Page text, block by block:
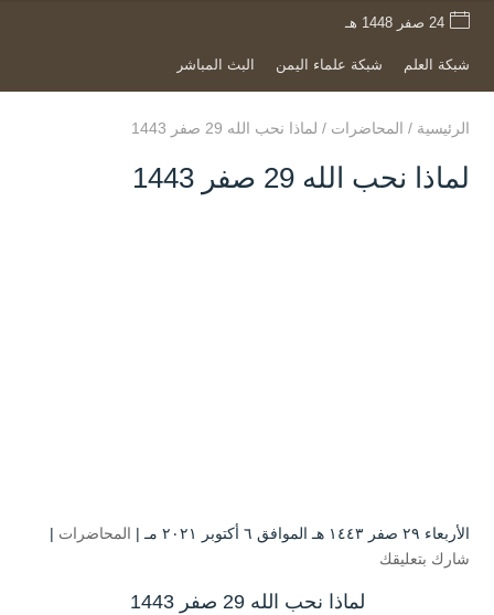
24 صفر 1448 هـ
شبكة العلم شبكة علماء اليمن البث المباشر
الرئيسية / المحاضرات / لماذا نحب الله 29 صفر 1443
لماذا نحب الله 29 صفر 1443
الأربعاء ۲۹ صفر ۱٤٤۳ هـ الموافق ٦ أكتوبر ۲۰۲۱ مـ | المحاضرات |
شارك بتعليقك
لماذا نحب الله 29 صفر 1443